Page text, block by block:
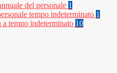
del personale 1
tempo indeterminato 1
a tempo indeterminato 10